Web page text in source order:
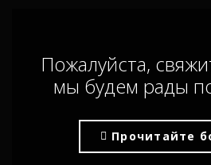
Пожалуйста,
мы будем рады
Прочитайте